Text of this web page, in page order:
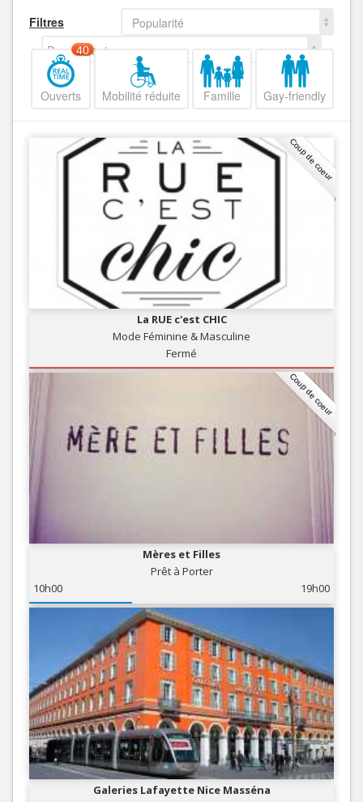
Filtres
Popularité
Decroissant
Ouverts
40
Mobilité réduite Famille Gay-friendly
Coup de coeur
La RUE c'est CHIC
Mode Féminine & Masculine
Fermé
Coup de coeur
Mères et Filles
Prêt à Porter
10h00
19h00
Galeries Lafayette Nice Masséna